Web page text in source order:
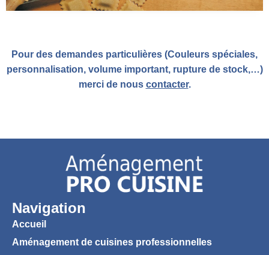
Pour des demandes particulières (Couleurs spéciales,
personnalisation, volume important, rupture de stock,…)
merci de nous contacter.
Navigation
Accueil
Aménagement de cuisines professionnelles